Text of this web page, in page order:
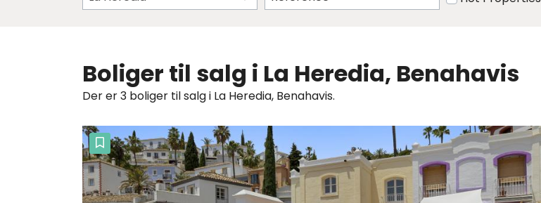
Boliger til salg i La Heredia, Benahavis
Der er 3 boliger til salg i La Heredia, Benahavis.